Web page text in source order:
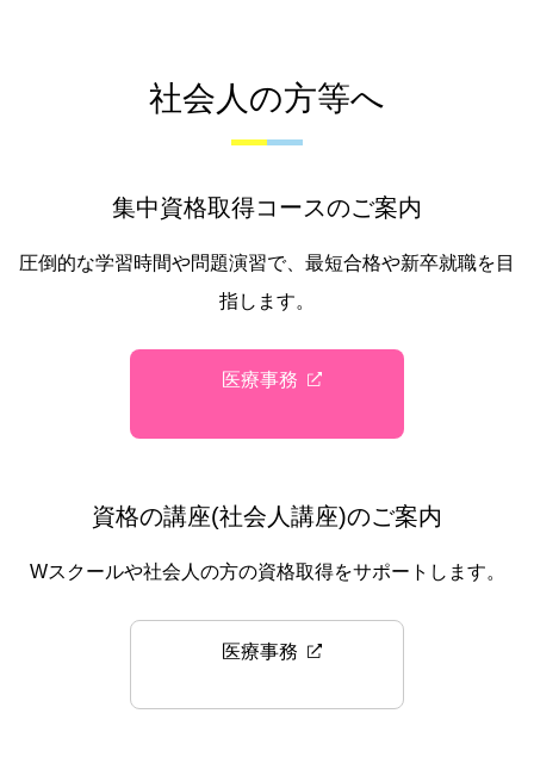
社会人の方等へ
集中資格取得コースのご案内
圧倒的な学習時間や問題演習で、最短合格や新卒就職を目
指します。
医療事務
資格の講座(社会人講座)のご案内
Wスクールや社会人の方の資格取得をサポートします。
医療事務